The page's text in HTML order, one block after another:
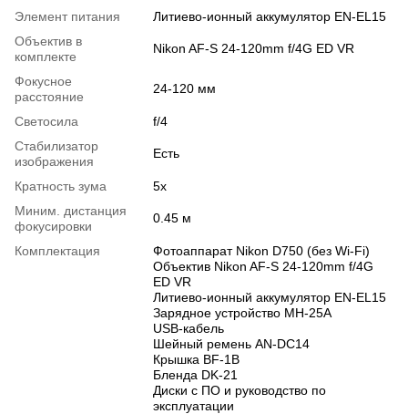
Элемент питания
Литиево-ионный аккумулятор EN-EL15
Объектив в
комплекте
Nikon AF-S 24-120mm f/4G ED VR
Фокусное
расстояние
24-120 мм
Светосила
f/4
Стабилизатор
изображения
Есть
Кратность зума
5x
Миним. дистанция
фокусировки
0.45 м
Комплектация
Фотоаппарат Nikon D750 (без Wi-Fi)
Объектив Nikon AF-S 24-120mm f/4G
ED VR
Литиево-ионный аккумулятор EN-EL15
Зарядное устройство MH-25A
USB-кабель
Шейный ремень AN-DC14
Крышка BF-1B
Бленда DK-21
Диски с ПО и руководство по
эксплуатации